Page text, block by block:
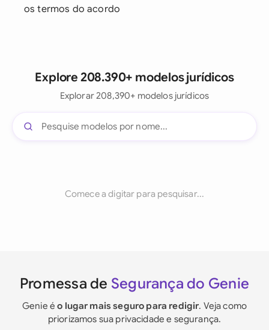
os termos do acordo
Explore 208.390+ modelos jurídicos
Explorar 208,390+ modelos jurídicos
Comece a digitar para pesquisar...
Promessa de Segurança do Genie
Genie éo lugar mais seguro para redigir. Veja como
priorizamos sua privacidade e segurança.